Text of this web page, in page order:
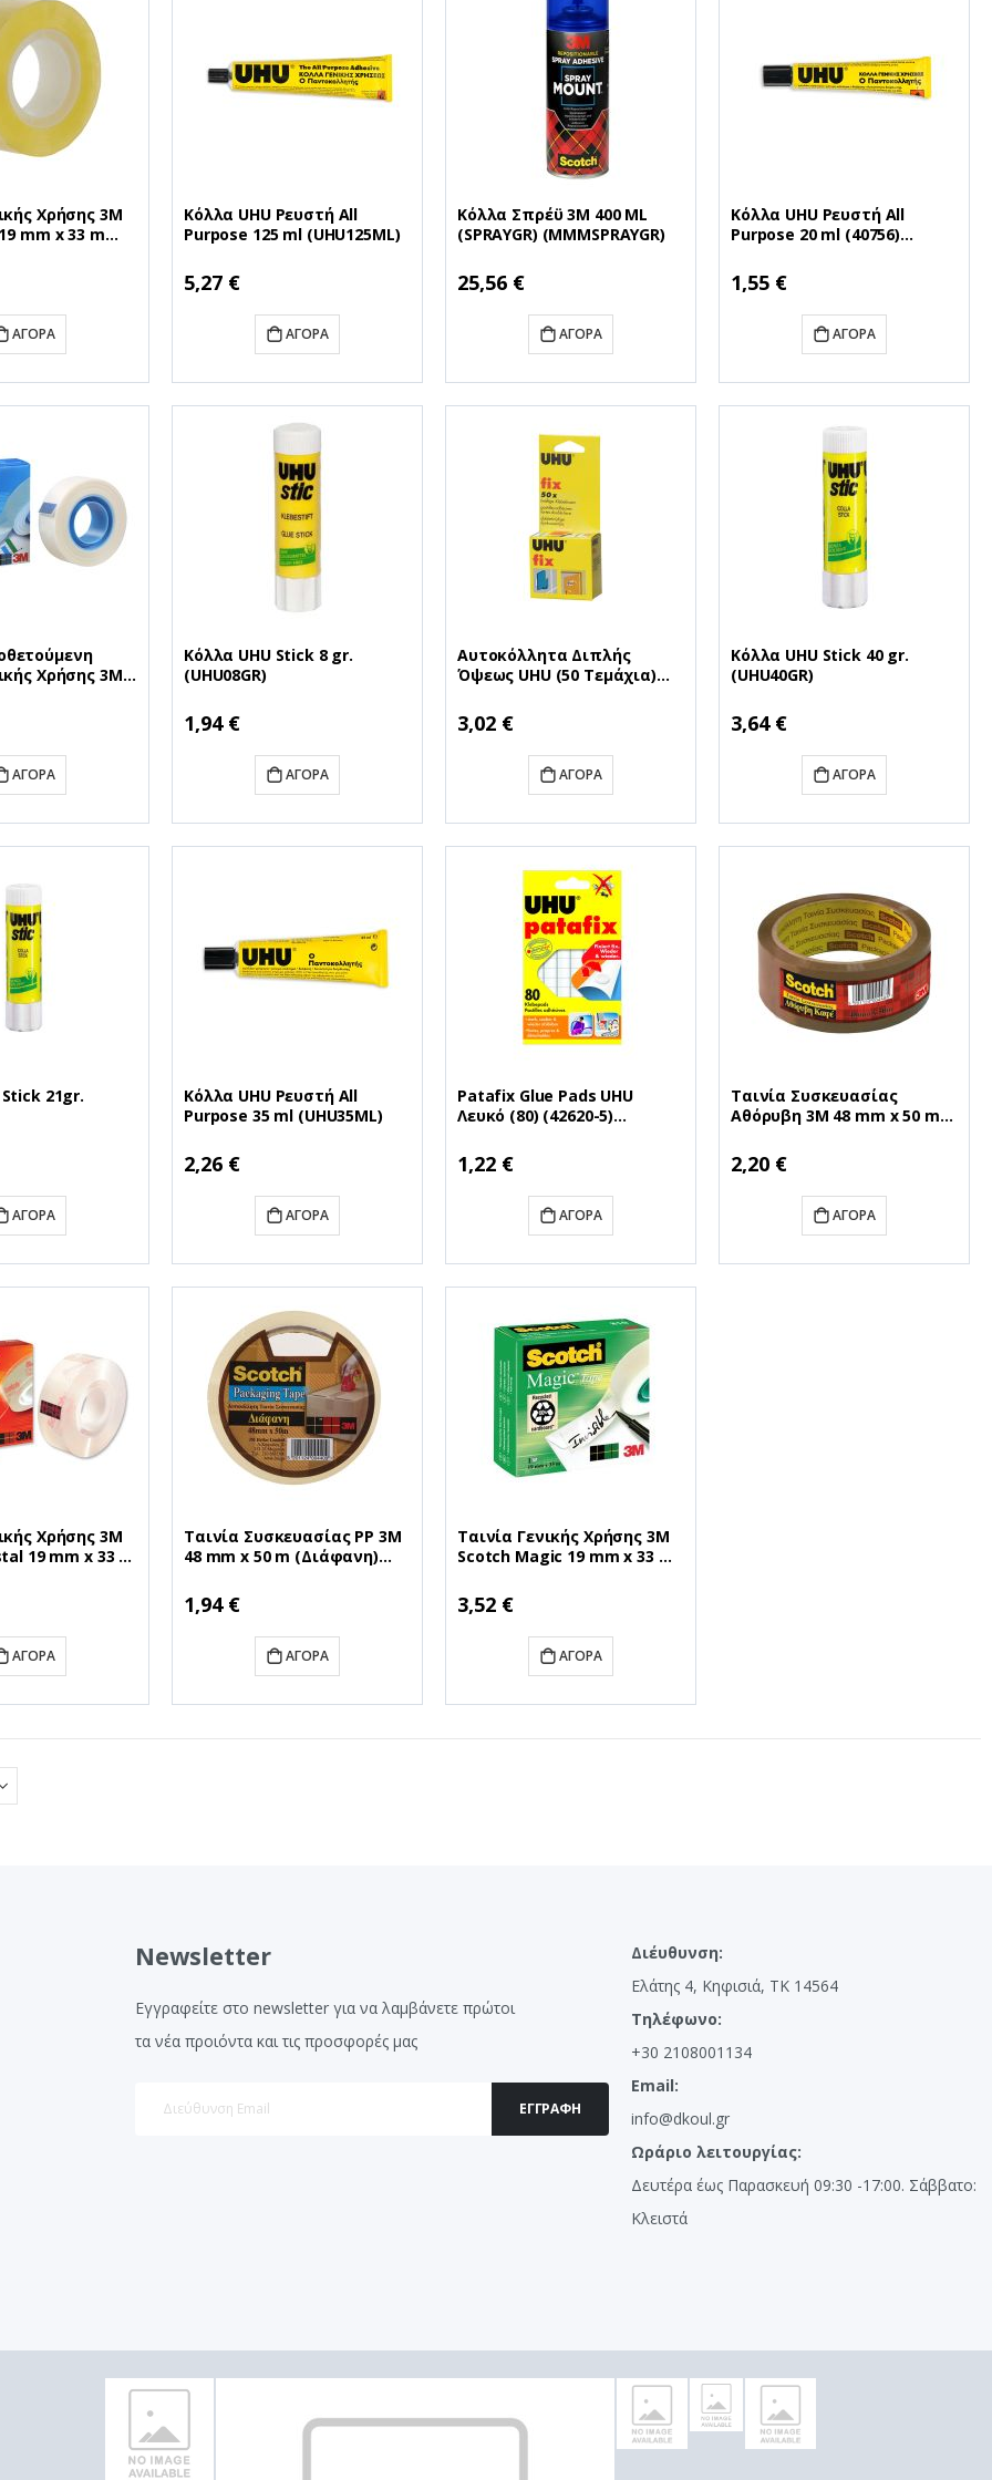
Χρήσης 3M
mm x 33 m
ΑΓΟΡΆ
Κόλλα UHU Ρευστή All
Purpose 125 ml (UHU125ML)
5,27 €
ΑΓΟΡΆ
Κόλλα Σπρέϋ 3M 400 ML
(SPRAYGR) (MMMSPRAYGR)
25,56 €
ΑΓΟΡΆ
Κόλλα UHU Ρευστή All
Purpose 20 ml (40756)
1,55 €
ΑΓΟΡΆ
Χρήσης 3M
ΑΓΟΡΆ
Κόλλα UHU Stick 8 gr.
(UHU08GR)
1,94 €
ΑΓΟΡΆ
Αυτοκόλλητα Διπλής
Όψεως UHU (50 Τεμάχια)
3,02 €
ΑΓΟΡΆ
Κόλλα UHU Stick 40 gr.
(UHU40GR)
3,64 €
ΑΓΟΡΆ
21gr.
ΑΓΟΡΆ
Κόλλα UHU Ρευστή All
Purpose 35 ml (UHU35ML)
2,26 €
ΑΓΟΡΆ
Patafix Glue Pads UHU
Λευκό (80) (42620-5)
1,22 €
ΑΓΟΡΆ
Ταινία Συσκευασίας
Αθόρυβη 3M 48 mm x 50 m
2,20 €
ΑΓΟΡΆ
Χρήσης 3M
19 mm x 33 m
ΑΓΟΡΆ
Ταινία Συσκευασίας PP 3M
48 mm x 50 m (Διάφανη)
1,94 €
ΑΓΟΡΆ
Ταινία Γενικής Χρήσης 3M
Scotch Magic 19 mm x 33 m
(MMM8101933)
3,52 €
ΑΓΟΡΆ
Newsletter
Εγγραφείτε στο newsletter για να λαμβάνετε πρώτοι
τα νέα προιόντα και τις προσφορές μας
ΕΓΓΡΑΦΉ
Διέυθυνση:
Ελάτης 4, Κηφισιά, ΤΚ 14564
Τηλέφωνο:
+30 2108001134
Email:
info@dkoul.gr
Ωράριο λειτουργίας:
Δευτέρα έως Παρασκευή 09:30 -17:00. Σάββατο:
Κλειστά